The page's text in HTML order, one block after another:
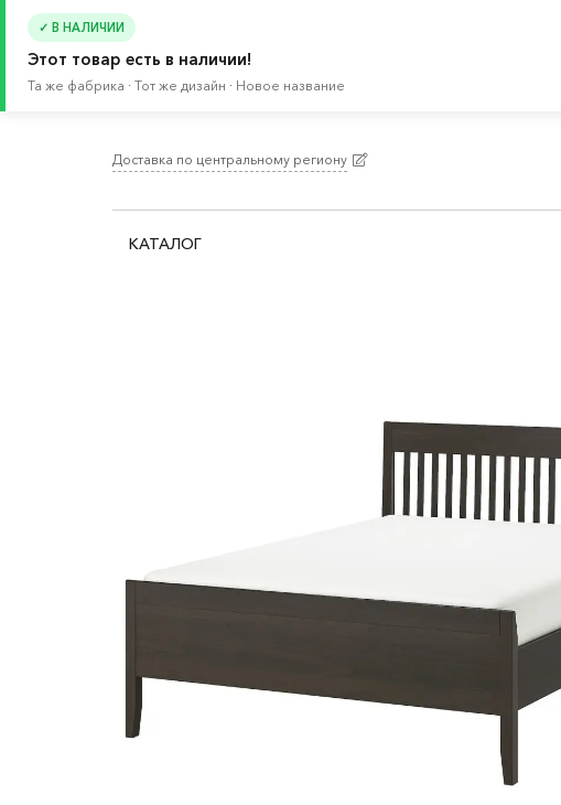
✓ В НАЛИЧИИ
Этот товар есть в наличии!
Та же фабрика · Тот же дизайн · Новое название
Доставка по центральному региону
КАТАЛОГ